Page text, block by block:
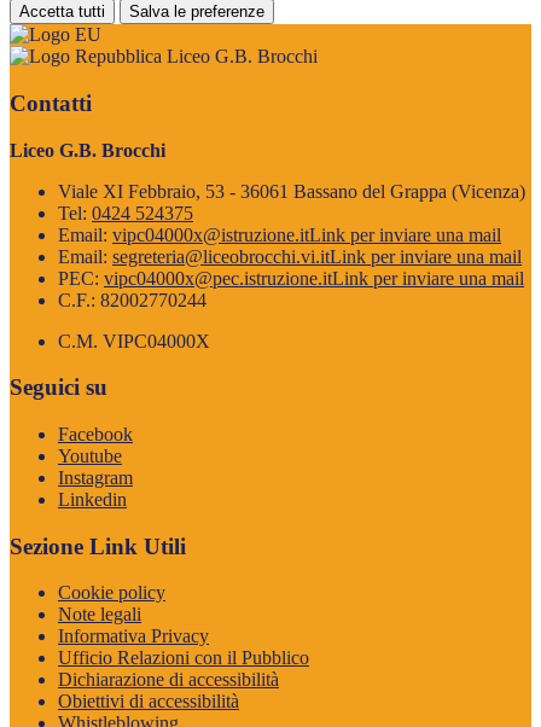
Accetta tutti Salva le preferenze
Liceo G.B. Brocchi
Contatti
Liceo G.B. Brocchi
Viale XI Febbraio, 53 - 36061 Bassano del Grappa (Vicenza)
Tel: 0424 524375
Email: vipc04000x@istruzione.itLink per inviare una mail
Email: segreteria@liceobrocchi.vi.itLink per inviare una mail
PEC: vipc04000x@pec.istruzione.itLink per inviare una mail
C.F.: 82002770244
C.M. VIPC04000X
Seguici su
Facebook
Youtube
Instagram
Linkedin
Sezione Link Utili
Cookie policy
Note legali
Informativa Privacy
Ufficio Relazioni con il Pubblico
Dichiarazione di accessibilità
Obiettivi di accessibilità